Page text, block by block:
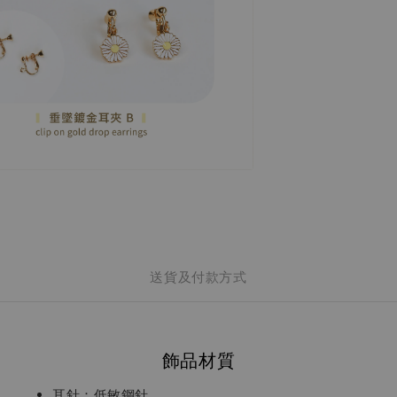
送貨及付款方式
飾品材質